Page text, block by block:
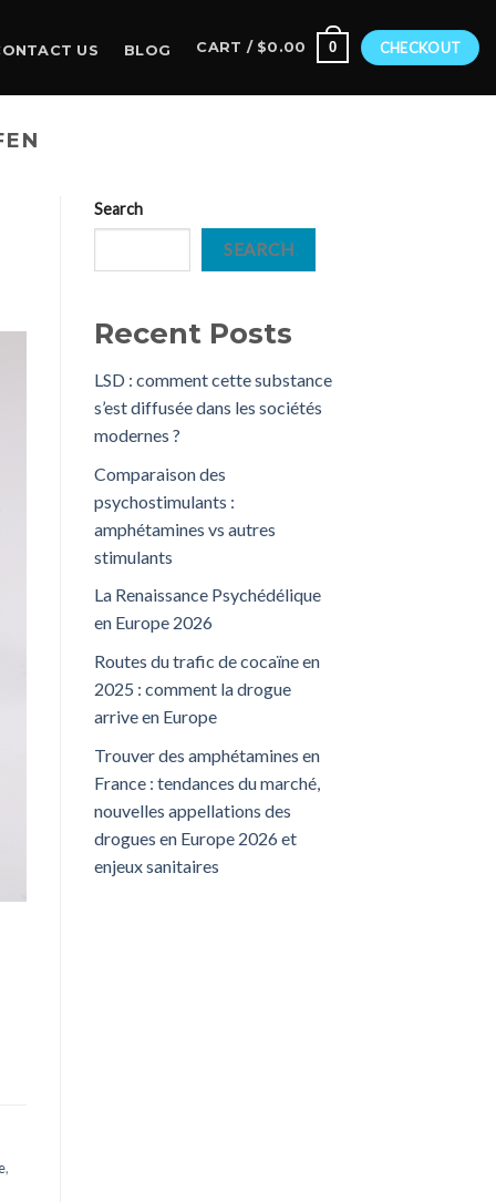
US BLOG CART / $0.00 0 CHECKOUT
,
Search
SEARCH
Recent Posts
LSD : comment cette substance
s’est diffusée dans les sociétés
modernes ?
Comparaison des
psychostimulants :
amphétamines vs autres
stimulants
La Renaissance Psychédélique
en Europe 2026
Routes du trafic de cocaïne en
2025 : comment la drogue
arrive en Europe
Trouver des amphétamines en
France : tendances du marché,
nouvelles appellations des
drogues en Europe 2026 et
enjeux sanitaires